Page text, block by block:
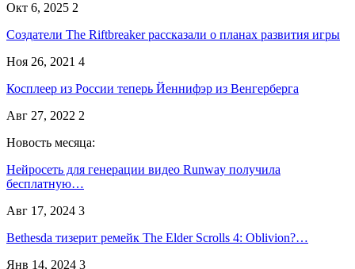
Окт 6, 2025 2
Создатели The Riftbreaker рассказали о планах развития игры
Ноя 26, 2021 4
Косплеер из России теперь Йеннифэр из Венгерберга
Авг 27, 2022 2
Новость месяца:
Нейросеть для генерации видео Runway получила
бесплатную…
Авг 17, 2024 3
Bethesda тизерит ремейк The Elder Scrolls 4: Oblivion?…
Янв 14, 2024 3